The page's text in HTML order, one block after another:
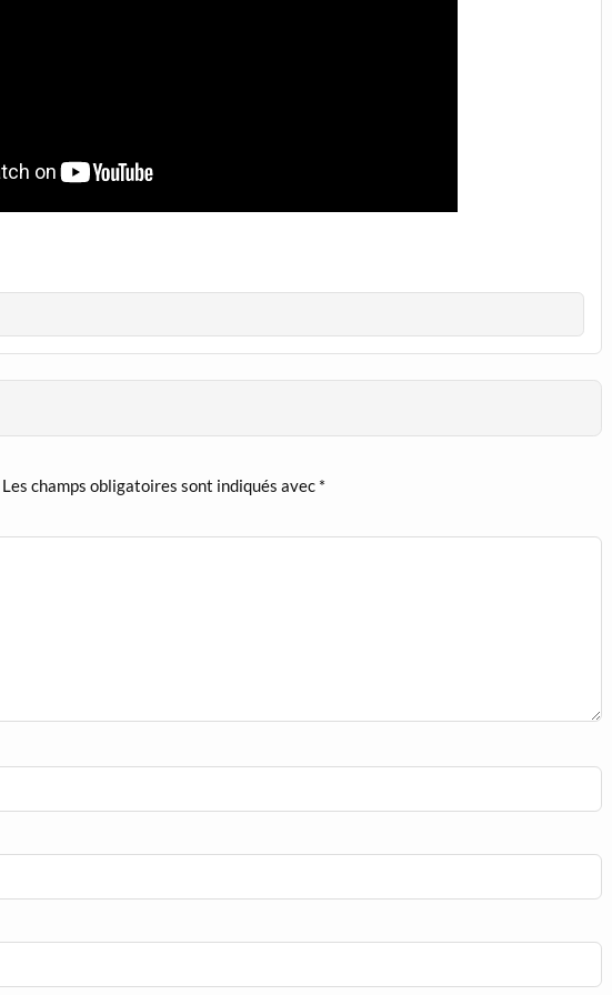
Les champs obligatoires sont indiqués avec *